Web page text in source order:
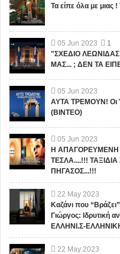
Τα είπε όλα με
05 Jun 2023
1
"ΣΧΕΔΙΟ
ΜΑΣ... ; ΔΕΝ ΤΑ
05 Jun 2023
ΑΥΤΑ ΤΡΕΜΟΥΝ! Οι
(ΒΙΝΤΕΟ)
05 Jun 2023
Η ΑΠΑΓΟΡΕΥΜΕΝΗ
ΤΕΣΛΑ....!!!
ΠΗΓΑΣΟΣ...!!!
22 May 2023
Καζάνι που
Γιώργος: Ιδρυτική
ΕΛΛΗΝΙ.Σ-
22 May 2023